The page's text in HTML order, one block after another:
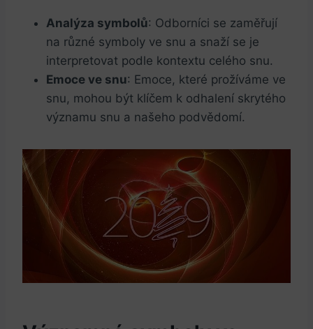
Analýza symbolů: Odborníci se zaměřují
na různé symboly ve snu a snaží se je
interpretovat podle kontextu celého ⁤snu.
Emoce ve snu: ‌Emoce, které prožíváme ve⁣
snu, mohou být klíčem k odhalení skrytého⁢
významu snu a našeho podvědomí.